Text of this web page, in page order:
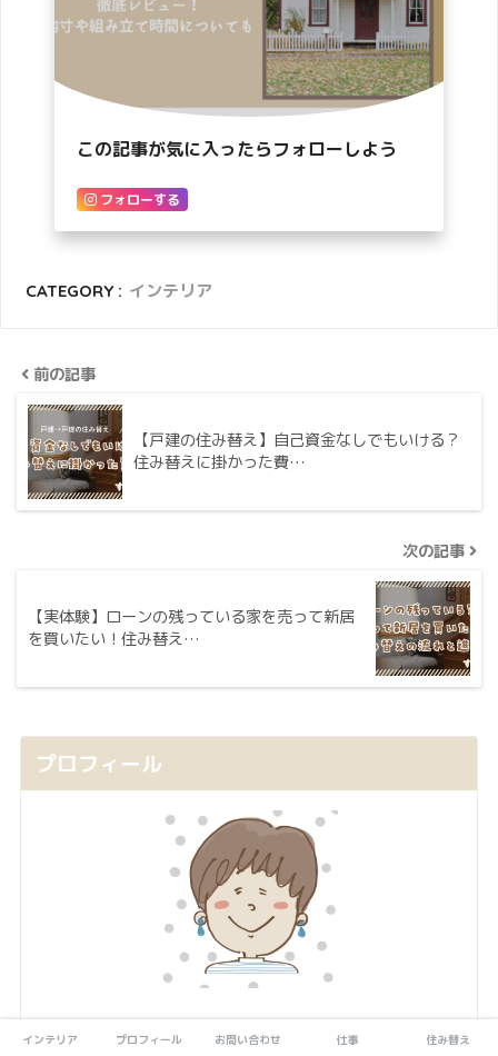
この記事が気に入ったらフォローしよう
フォローする
CATEGORY : インテリア
前の記事
【戸建の住み替え】自己資金なしでもいける？
住み替えに掛かった費…
次の記事
【実体験】ローンの残っている家を売って新居
を買いたい！住み替え…
プロフィール
住み替え暮らしにお越しいただきありがとうございま
インテリア プロフィール お問い合わせ 仕事 住み替え